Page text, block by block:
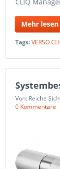
Mehr lesen
Tags:VERSO
Von: Reiche
0 Kommentare